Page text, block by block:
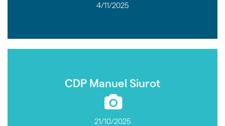
4/11/2025
CDP Manuel Siurot
21/10/2025